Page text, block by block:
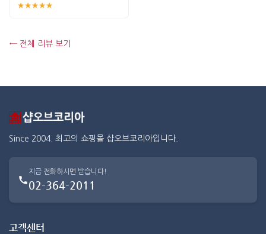
★★★★★
← 전체 리뷰 보기
Since 2004. 최고의 쇼핑몰 샵오브코리아입니다.
지금 전화하시면 받습니다!
02-364-2011
고객센터